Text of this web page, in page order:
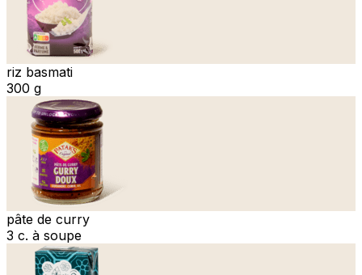
riz basmati
300 g
pâte de curry
3 c. à soupe